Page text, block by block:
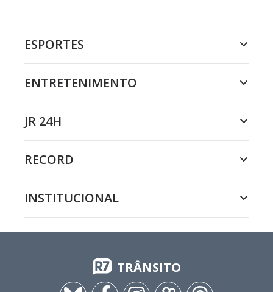
ESPORTES
ENTRETENIMENTO
JR 24H
RECORD
INSTITUCIONAL
TRÂNSITO